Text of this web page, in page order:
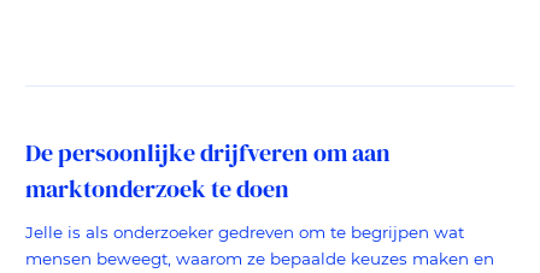
De persoonlijke drijfveren om aan
marktonderzoek te doen
Jelle is als onderzoeker gedreven om te begrijpen wat
mensen beweegt, waarom ze bepaalde keuzes maken en